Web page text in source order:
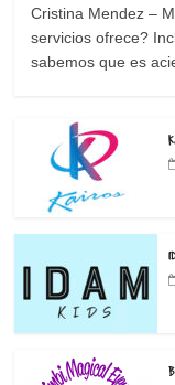
Cristina Mendez –
servicios ofrece?
sabemos que es